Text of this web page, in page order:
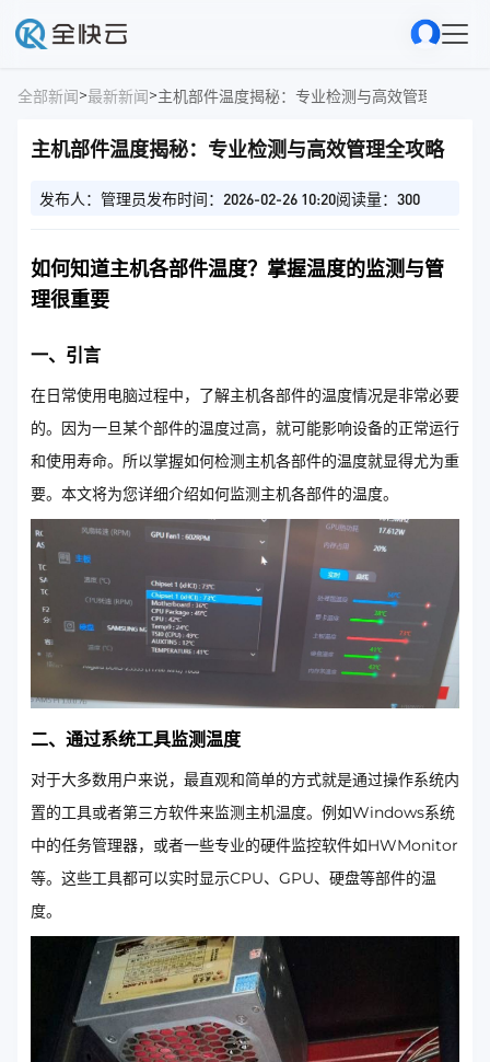
全部新闻>最新新闻>主机部件温度揭秘：专业检测与高效管理全攻略
主机部件温度揭秘：专业检测与高效管理全攻略
发布人：管理员发布时间：2026-02-26 10:20阅读量：300
如何知道主机各部件温度？掌握温度的监测与管
理很重要
一、引言
在日常使用电脑过程中，了解主机各部件的温度情况是非常必要
的。因为一旦某个部件的温度过高，就可能影响设备的正常运行
和使用寿命。所以掌握如何检测主机各部件的温度就显得尤为重
要。本文将为您详细介绍如何监测主机各部件的温度。
二、通过系统工具监测温度
对于大多数用户来说，最直观和简单的方式就是通过操作系统内
置的工具或者第三方软件来监测主机温度。例如Windows系统
中的任务管理器，或者一些专业的硬件监控软件如HWMonitor
等。这些工具都可以实时显示CPU、GPU、硬盘等部件的温
度。